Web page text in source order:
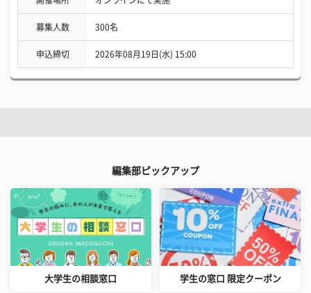
募集人数 300名
申込締切 2026年08月19日(水) 15:00
編集部ピックアップ
大学生の相談窓口 学生の窓口 限定クーポン